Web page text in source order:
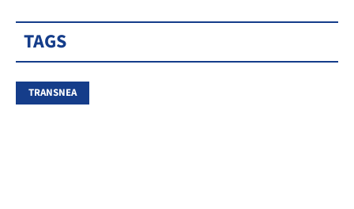
TAGS
TRANSNEA